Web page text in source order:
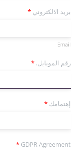
بريد الالكتروني *
Email
رقم الموبايل. *
إهتمامك *
GDPR Agreement
*